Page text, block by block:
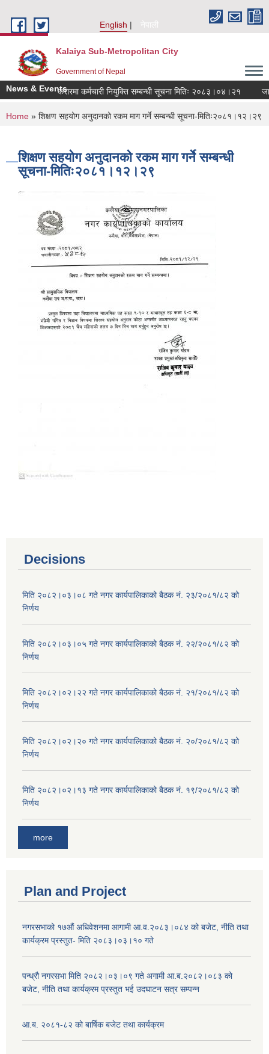
English
नेपाली
Kalaiya Sub-Metropolitan City
Government of Nepal
News & Eventsकरारमा कर्मचारी नियुक्ति सम्बन्धी सूचना मितिः २०८३।०४।२१
You are here
Home » शिक्षण सहयोग अनुदानको रकम माग गर्ने सम्बन्धी सूचना-मितिः२०८१।१२।२९
शिक्षण सहयोग अनुदानको रकम माग गर्ने सम्बन्धी
सूचना-मितिः२०८१।१२।२९
Decisions
मिति २०८२।०३।०८ गते नगर कार्यपालिकाको बैठक नं. २३/२०८१/८२ को
निर्णय
मिति २०८२।०३।०५ गते नगर कार्यपालिकाको बैठक नं. २२/२०८१/८२ को
निर्णय
मिति २०८२।०२।२२ गते नगर कार्यपालिकाको बैठक नं. २१/२०८१/८२ को
निर्णय
मिति २०८२।०२।२० गते नगर कार्यपालिकाको बैठक नं. २०/२०८१/८२ को
निर्णय
मिति २०८२।०२।१३ गते नगर कार्यपालिकाको बैठक नं. १९/२०८१/८२ को
निर्णय
more
Plan and Project
नगरसभाको १७औं अधिवेशनमा आगामी आ.व.२०८३।०८४ को बजेट, नीति तथा
कार्यक्रम प्रस्तुत- मिति २०८३।०३।१० गते
पन्ध्रौ नगरसभा मिति २०८२।०३।०९ गते अगामी आ.ब.२०८२।०८३ को
बजेट, नीति तथा कार्यक्रम प्रस्तुत भई उदघाटन सत्र सम्पन्न
आ.ब. २०८१-८२ को बार्षिक बजेट तथा कार्यक्रम